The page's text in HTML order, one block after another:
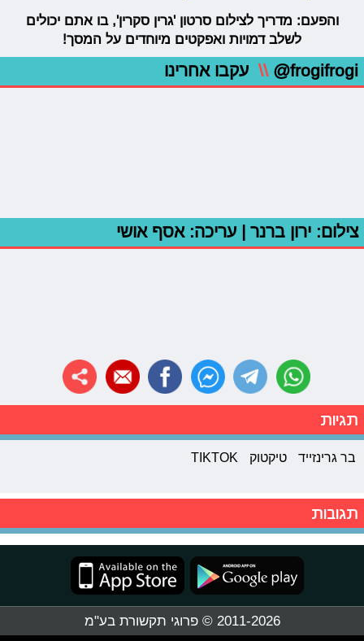
והפעם: מדריך לצילום סרטון 'גרין סקרין', בו אתם יכולים
לשלב דמויות ואפקטים מיוחדים על המסך!
@frogifrogi
\\ עקבו אחרינו
צילום: ירון ברנר | עריכה: אסף אושי
תגיות
בר גרינזייד טיקטוק TIKTOK
תגובות
2011-2026 © פרוגי תקשורת בע"מ